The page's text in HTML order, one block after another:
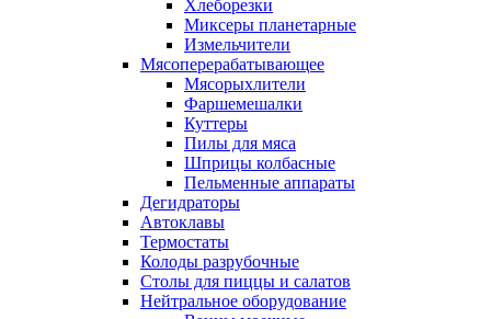
Хлеборезки
Миксеры планетарные
Измельчители
Мясоперерабатывающее
Мясорыхлители
Фаршемешалки
Куттеры
Пилы для мяса
Шприцы колбасные
Пельменные аппараты
Дегидраторы
Автоклавы
Термостаты
Колоды разрубочные
Столы для пиццы и салатов
Нейтральное оборудование